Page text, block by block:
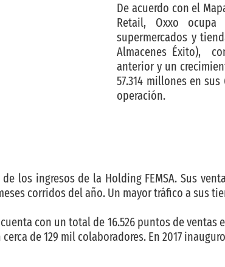
De acuerdo con el
Retail, Oxxo
supermercados y
Almacenes Éxito),
anterior y un
57.314 millones en
operación.
los ingresos de la Holding FEMSA. Sus
corridos del año. Un mayor tráfico a sus
con un total de 16.526 puntos de ventas
de 129 mil colaboradores. En 2017